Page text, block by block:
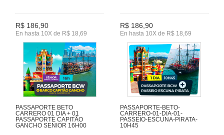
R$ 186,90
En hasta 10X de R$ 18,69
R$ 186,90
En hasta 10X de R$ 18,69
PASSAPORTE BETO
CARRERO 01 DIA + 01
PASSAPORTE CAPITÃO
GANCHO SENIOR 16H00
PASSAPORTE-BETO-
CARRERO-01-DIA-01-
PASSEIO-ESCUNA-PIRATA-
10H45